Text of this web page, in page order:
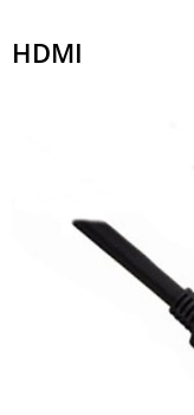
HDMI